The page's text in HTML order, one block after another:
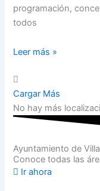
programación,
todos
Leer más »
Cargar Más
No hay más
Ayuntamiento de
Conoce todas las
Ir ahora